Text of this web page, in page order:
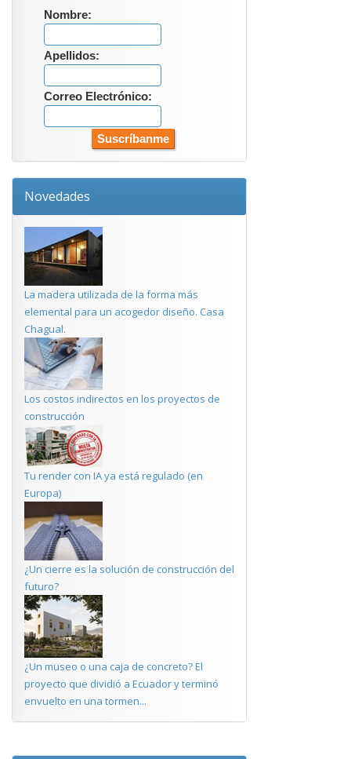
Nombre:
Apellidos:
Correo Electrónico:
Novedades
La madera utilizada de la forma más
elemental para un acogedor diseño. Casa
Chagual.
Los costos indirectos en los proyectos de
construcción
Tu render con IA ya está regulado (en
Europa)
¿Un cierre es la solución de construcción del
futuro?
¿Un museo o una caja de concreto? El
proyecto que dividió a Ecuador y terminó
envuelto en una tormen...